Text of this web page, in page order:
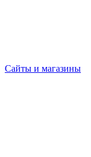
Сайты и магазины